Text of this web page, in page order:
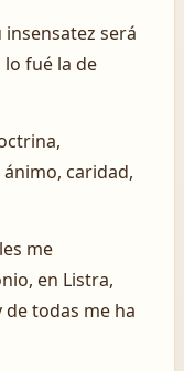
será
fué la de
caridad,
me
en Listra,
todas me ha